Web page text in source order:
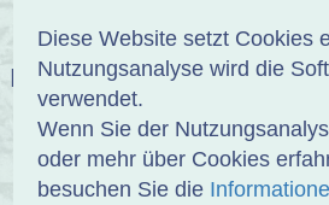
Diese Website setzt Cookies
Nutzungsanalyse wird die
verwendet.
Wenn Sie der
oder mehr über Cookies
besuchen Sie die
EINBANDDATENBANK
ÜBER UNS SAMMLUNGEN SUCHE